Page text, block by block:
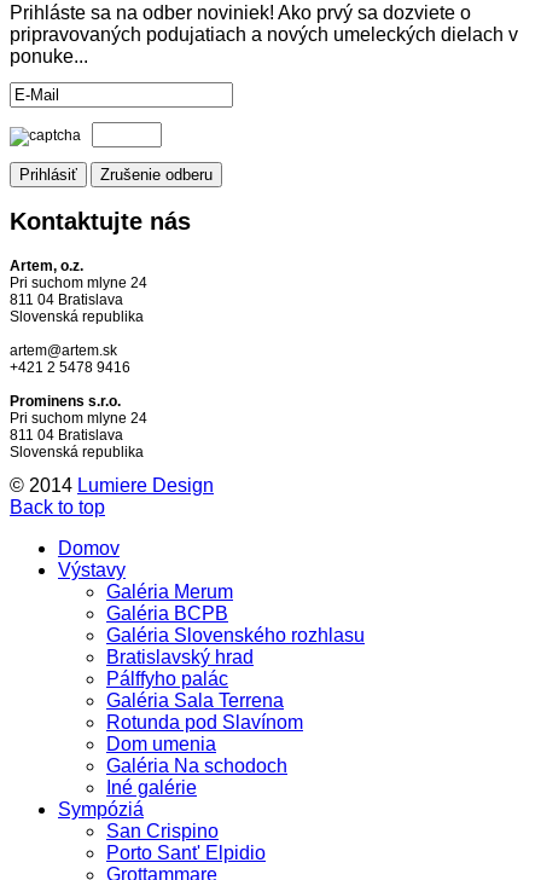
Prihláste sa na odber noviniek! Ako prvý sa dozviete o
pripravovaných podujatiach a nových umeleckých dielach v
ponuke...
Kontaktujte nás
Artem, o.z.
Pri suchom mlyne 24
811 04 Bratislava
Slovenská republika
artem@artem.sk
+421 2 5478 9416
Prominens s.r.o.
Pri suchom mlyne 24
811 04 Bratislava
Slovenská republika
© 2014 Lumiere Design
Back to top
Domov
Výstavy
Galéria Merum
Galéria BCPB
Galéria Slovenského rozhlasu
Bratislavský hrad
Pálffyho palác
Galéria Sala Terrena
Rotunda pod Slavínom
Dom umenia
Galéria Na schodoch
Iné galérie
Sympóziá
San Crispino
Porto Sant' Elpidio
Grottammare